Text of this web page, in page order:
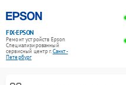
FIX-EPSON
Ремонт устройств Epson
Специализированный
cервисный центр г.Санкт-
Петербург